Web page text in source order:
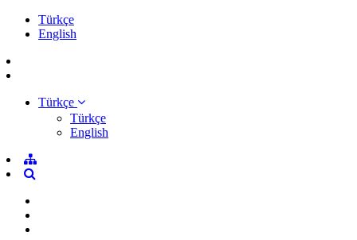
Türkçe
English
Türkçe
Türkçe
English